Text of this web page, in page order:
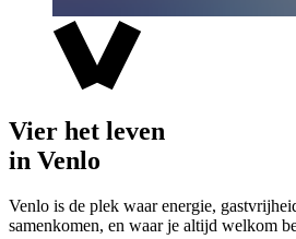
Vier het leven
in Venlo
Venlo is de plek waar energie,
samenkomen, en waar je altijd welkom